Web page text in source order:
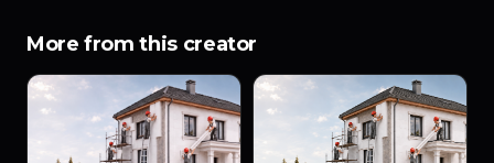
More from this creator